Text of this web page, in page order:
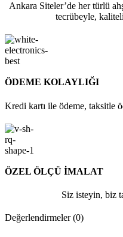
Ankara Siteler’de her türlü
tecrübeyle,
ÖDEME KOLAYLIĞI
Kredi kartı ile ödeme, taksitle
ÖZEL ÖLÇÜ İMALAT
Siz isteyin, biz
Değerlendirmeler (0)